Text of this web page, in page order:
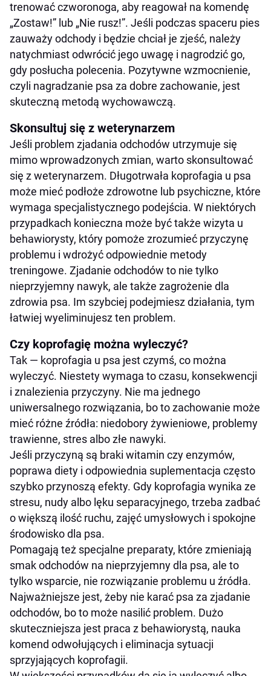
trenować czworonoga, aby reagował na komendę
„Zostaw!” lub „Nie rusz!”. Jeśli podczas spaceru pies
zauważy odchody i będzie chciał je zjeść, należy
natychmiast odwrócić jego uwagę i nagrodzić go,
gdy posłucha polecenia. Pozytywne wzmocnienie,
czyli nagradzanie psa za dobre zachowanie, jest
skuteczną metodą wychowawczą.
Skonsultuj się z weterynarzem
Jeśli problem zjadania odchodów utrzymuje się
mimo wprowadzonych zmian, warto skonsultować
się z weterynarzem. Długotrwała koprofagia u psa
może mieć podłoże zdrowotne lub psychiczne, które
wymaga specjalistycznego podejścia. W niektórych
przypadkach konieczna może być także wizyta u
behawiorysty, który pomoże zrozumieć przyczynę
problemu i wdrożyć odpowiednie metody
treningowe. Zjadanie odchodów to nie tylko
nieprzyjemny nawyk, ale także zagrożenie dla
zdrowia psa. Im szybciej podejmiesz działania, tym
łatwiej wyeliminujesz ten problem.
Czy koprofagię można wyleczyć?
Tak — koprofagia u psa jest czymś, co można
wyleczyć. Niestety wymaga to czasu, konsekwencji
i znalezienia przyczyny. Nie ma jednego
uniwersalnego rozwiązania, bo to zachowanie może
mieć różne źródła: niedobory żywieniowe, problemy
trawienne, stres albo złe nawyki.
Jeśli przyczyną są braki witamin czy enzymów,
poprawa diety i odpowiednia suplementacja często
szybko przynoszą efekty. Gdy koprofagia wynika ze
stresu, nudy albo lęku separacyjnego, trzeba zadbać
o większą ilość ruchu, zajęć umysłowych i spokojne
środowisko dla psa.
Pomagają też specjalne preparaty, które zmieniają
smak odchodów na nieprzyjemny dla psa, ale to
tylko wsparcie, nie rozwiązanie problemu u źródła.
Najważniejsze jest, żeby nie karać psa za zjadanie
odchodów, bo to może nasilić problem. Dużo
skuteczniejsza jest praca z behawiorystą, nauka
komend odwołujących i eliminacja sytuacji
sprzyjających koprofagii.